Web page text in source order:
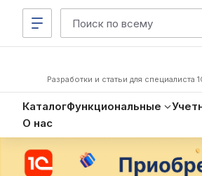
Разработки и статьи для специалиста
КаталогФункциональные
О нас